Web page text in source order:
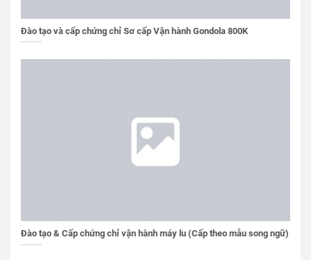
Đào tạo và cấp chứng chỉ Sơ cấp Vận hành Gondola 800K
Đào tạo & Cấp chứng chỉ vận hành máy lu (Cấp theo mẫu song ngữ)